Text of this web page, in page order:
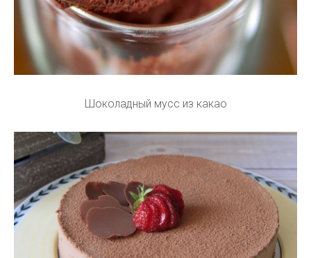
Шоколадный мусс из какао